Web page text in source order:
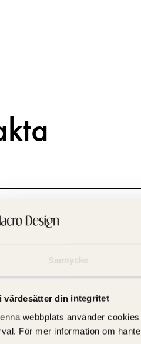
Samtycke
värdesätter din integritet
webbplats använder
För mer information om